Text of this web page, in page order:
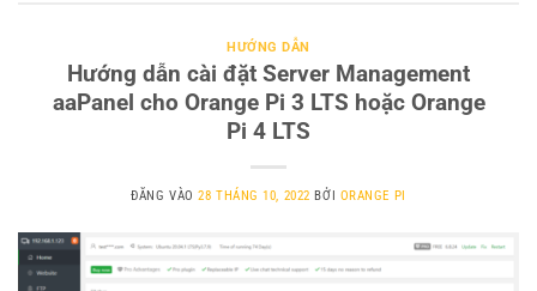
HƯỚNG DẪN
Hướng dẫn cài đặt Server Management
aaPanel cho Orange Pi 3 LTS hoặc Orange
Pi 4 LTS
ĐĂNG VÀO28 THÁNG 10, 2022 BỞI ORANGE PI